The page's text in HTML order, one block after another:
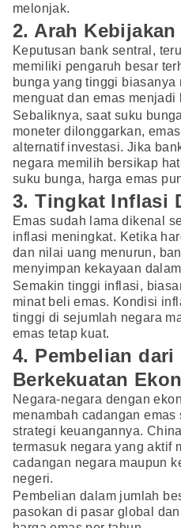
melonjak.
2. Arah
Keputusan bank sentral,
memiliki pengaruh besar
bunga yang tinggi biasanya
menguat dan emas menjadi
Sebaliknya, saat suku
moneter dilonggarkan,
alternatif investasi. Jika
negara memilih bersikap
suku bunga, harga emas
3. Tingkat Inflasi
Emas sudah lama dikenal
inflasi meningkat. Ketika
dan nilai uang menurun,
menyimpan kekayaan
Semakin tinggi inflasi,
minat beli emas. Kondisi
tinggi di sejumlah negara
emas tetap kuat.
4. Pembelian dari
Berkekuatan
Negara-negara dengan
menambah cadangan
strategi keuangannya.
termasuk negara yang aktif
cadangan negara maupun
negeri.
Pembelian dalam jumlah
pasokan di pasar global